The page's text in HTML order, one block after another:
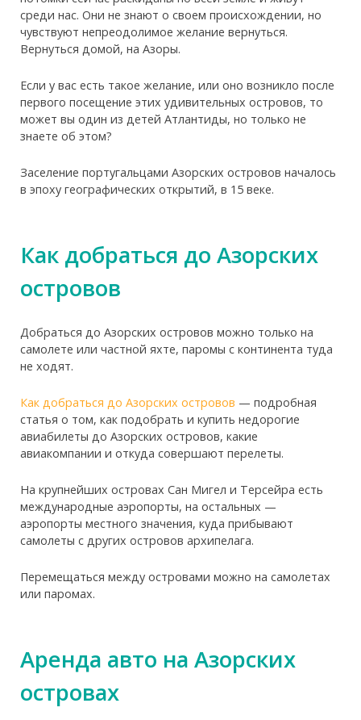
среди нас. Они не знают о своем происхождении, но
чувствуют непреодолимое желание вернуться.
Вернуться домой, на Азоры.
Если у вас есть такое желание, или оно возникло после
первого посещение этих удивительных островов, то
может вы один из детей Атлантиды, но только не
знаете об этом?
Заселение португальцами Азорских островов началось
в эпоху географических открытий, в 15 веке.
Как добраться до Азорских
островов
Добраться до Азорских островов можно только на
самолете или частной яхте, паромы с континента туда
не ходят.
Как добраться до Азорских островов — подробная
статья о том, как подобрать и купить недорогие
авиабилеты до Азорских островов, какие
авиакомпании и откуда совершают перелеты.
На крупнейших островах Сан Мигел и Терсейра есть
международные аэропорты, на остальных —
аэропорты местного значения, куда прибывают
самолеты с других островов архипелага.
Перемещаться между островами можно на самолетах
или паромах.
Аренда авто на Азорских
островах